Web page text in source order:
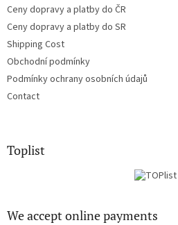
Ceny dopravy a platby do ČR
Ceny dopravy a platby do SR
Shipping Cost
Obchodní podmínky
Podmínky ochrany osobních údajů
Contact
Toplist
We accept online payments